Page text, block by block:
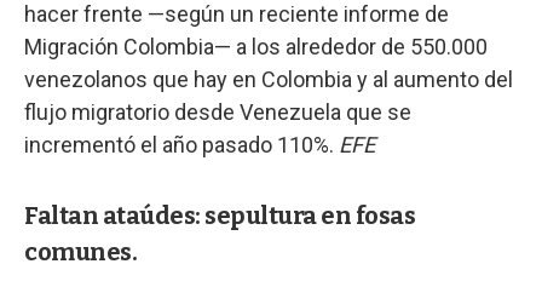
hacer frente —según un reciente informe de
Migración Colombia— a los alrededor de 550.000
venezolanos que hay en Colombia y al aumento del
flujo migratorio desde Venezuela que se
incrementó el año pasado 110%. EFE
Faltan ataúdes: sepultura en fosas
comunes.